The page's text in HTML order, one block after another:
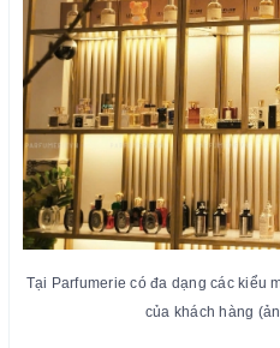
Tại Parfumerie có đa dạng các kiểu
của khách hàng